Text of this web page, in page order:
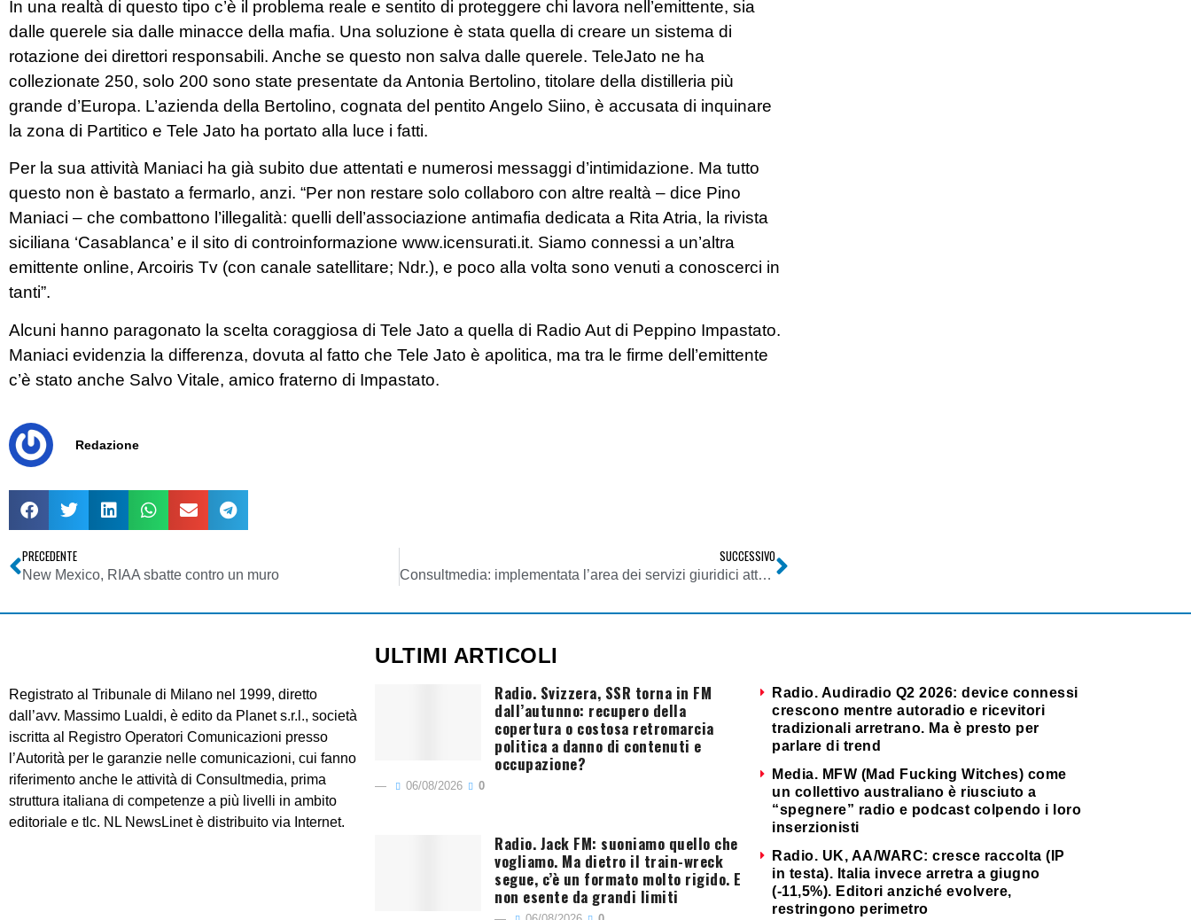
In una realtà di questo tipo c’è il problema reale e sentito di proteggere chi lavora nell’emittente, sia
dalle querele sia dalle minacce della mafia. Una soluzione è stata quella di creare un sistema di
rotazione dei direttori responsabili. Anche se questo non salva dalle querele. TeleJato ne ha
collezionate 250, solo 200 sono state presentate da Antonia Bertolino, titolare della distilleria più
grande d’Europa. L’azienda della Bertolino, cognata del pentito Angelo Siino, è accusata di inquinare
la zona di Partitico e Tele Jato ha portato alla luce i fatti.
Per la sua attività Maniaci ha già subito due attentati e numerosi messaggi d’intimidazione. Ma tutto
questo non è bastato a fermarlo, anzi. “Per non restare solo collaboro con altre realtà – dice Pino
Maniaci – che combattono l’illegalità: quelli dell’associazione antimafia dedicata a Rita Atria, la rivista
siciliana ‘Casablanca’ e il sito di controinformazione www.icensurati.it. Siamo connessi a un’altra
emittente online, Arcoiris Tv (con canale satellitare; Ndr.), e poco alla volta sono venuti a conoscerci in
tanti”.
Alcuni hanno paragonato la scelta coraggiosa di Tele Jato a quella di Radio Aut di Peppino Impastato.
Maniaci evidenzia la differenza, dovuta al fatto che Tele Jato è apolitica, ma tra le firme dell’emittente
c’è stato anche Salvo Vitale, amico fraterno di Impastato.
Redazione
PRECEDENTE
New Mexico, RIAA sbatte contro un muro
SUCCESSIVO
Consultmedia: implementata l’area dei servizi giuridici attraverso una partnership con lo Studio Sarzana
Registrato al Tribunale di Milano nel 1999, diretto
dall’avv. Massimo Lualdi, è edito da Planet s.r.l., società
iscritta al Registro Operatori Comunicazioni presso
l’Autorità per le garanzie nelle comunicazioni, cui fanno
riferimento anche le attività di Consultmedia, prima
struttura italiana di competenze a più livelli in ambito
editoriale e tlc. NL NewsLinet è distribuito via Internet.
ULTIMI ARTICOLI
Radio. Svizzera, SSR torna in FM
dall’autunno: recupero della
copertura o costosa retromarcia
politica a danno di contenuti e
occupazione?
06/08/2026 0
Radio. Jack FM: suoniamo quello che
vogliamo. Ma dietro il train-wreck
segue, c’è un formato molto rigido. E
non esente da grandi limiti
Radio. Audiradio Q2 2026: device connessi
crescono mentre autoradio e ricevitori
tradizionali arretrano. Ma è presto per
parlare di trend
Media. MFW (Mad Fucking Witches) come
un collettivo australiano è riusciuto a
“spegnere” radio e podcast colpendo i loro
inserzionisti
Radio. UK, AA/WARC: cresce raccolta (IP
in testa). Italia invece arretra a giugno
(-11,5%). Editori anziché evolvere,
restringono perimetro